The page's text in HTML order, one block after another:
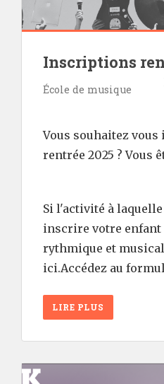
Inscriptions
École de musique
Vous souhaitez
rentrée 2025 ? Vous
Si l'activité à
inscrire votre enfant
rythmique et
ici.Accédez au
LIRE PLUS